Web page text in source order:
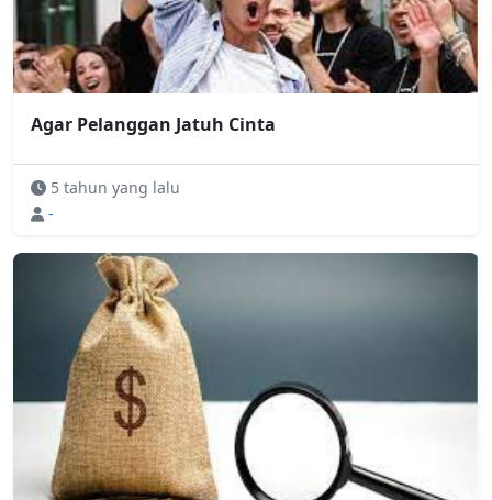
Agar Pelanggan Jatuh Cinta
5 tahun yang lalu
-